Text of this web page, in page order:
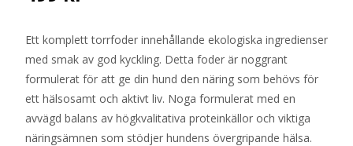
Ett komplett torrfoder innehållande ekologiska ingredienser
med smak av god kyckling. Detta foder är noggrant
formulerat för att ge din hund den näring som behövs för
ett hälsosamt och aktivt liv. Noga formulerat med en
avvägd balans av högkvalitativa proteinkällor och viktiga
näringsämnen som stödjer hundens övergripande hälsa.